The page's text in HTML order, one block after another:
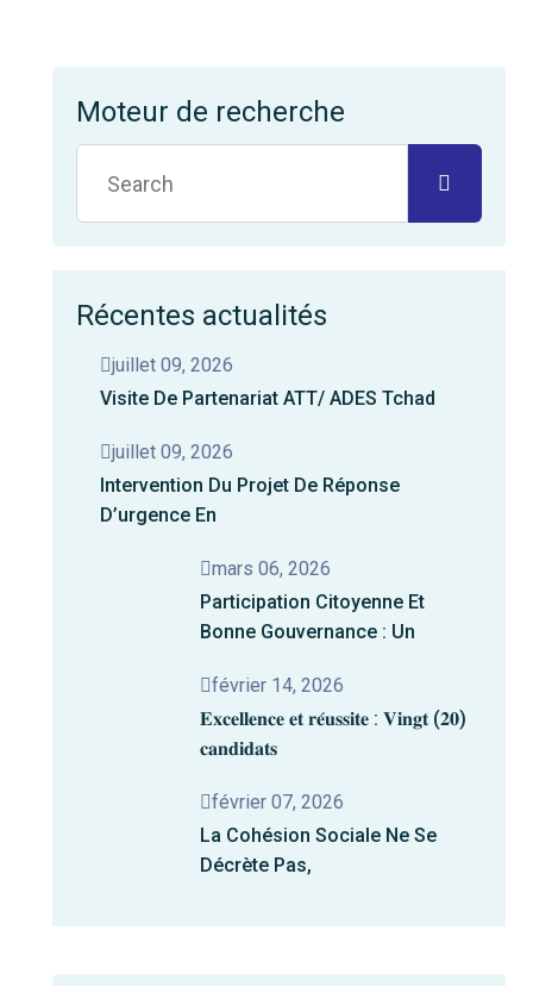
Moteur de recherche
Récentes actualités
juillet 09, 2026
Visite De Partenariat ATT/ ADES Tchad
juillet 09, 2026
Intervention Du Projet De Réponse
D’urgence En
mars 06, 2026
Participation Citoyenne Et
Bonne Gouvernance : Un
février 14, 2026
𝐄𝐱𝐜𝐞𝐥𝐥𝐞𝐧𝐜𝐞 𝐞𝐭 𝐫𝐞́𝐮𝐬𝐬𝐢𝐭𝐞 : 𝐕𝐢𝐧𝐠𝐭 (𝟐𝟎)
𝐜𝐚𝐧𝐝𝐢𝐝𝐚𝐭𝐬
février 07, 2026
La Cohésion Sociale Ne Se
Décrète Pas,